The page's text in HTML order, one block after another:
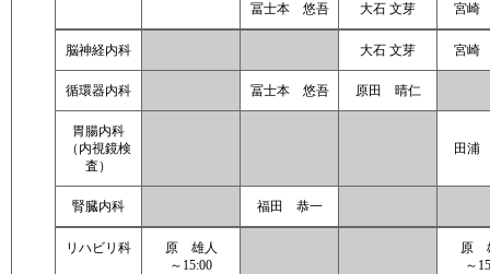
冨士本 悠吾
大石 文芽
宮崎
脳神経内科 大石 文芽 宮崎
循環器内科 冨士本 悠吾 原田 晴仁
胃腸内科
（内視鏡検
査）
田浦
腎臓内科 福田 恭一
リハビリ科
原 雄人
～15:00
原
～